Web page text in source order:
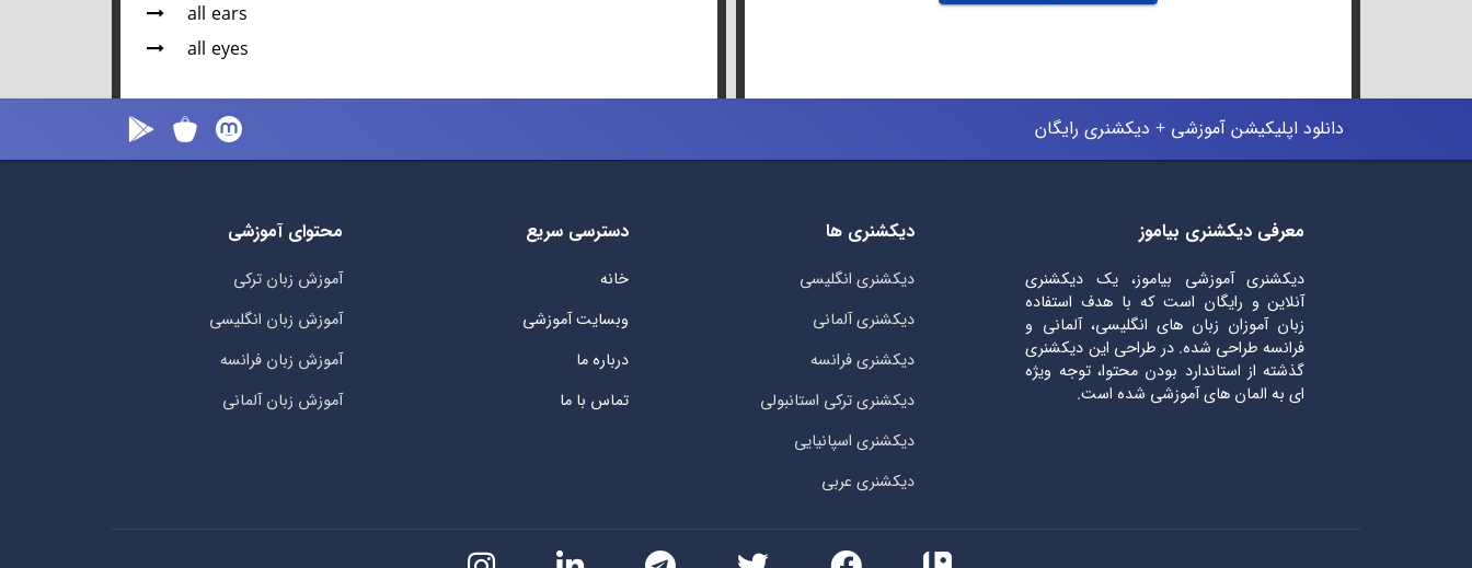
all ears
all eyes
دانلود اپلیکیشن آموزشی + دیکشنری رایگان
معرفی دیکشنری بیاموز
دیکشنری آموزشی بیاموز، یک دیکشنری
آنلاین و رایگان است که با هدف استفاده
زبان آموزان زبان های انگلیسی، آلمانی و
فرانسه طراحی شده. در طراحی این دیکشنری
گذشته از استاندارد بودن محتوا، توجه ویژه
ای به المان های آموزشی شده است.
دیکشنری ها
دیکشنری انگلیسی
دیکشنری آلمانی
دیکشنری فرانسه
دیکشنری ترکی استانبولی
دیکشنری اسپانیایی
دیکشنری عربی
دسترسی سریع
خانه
وبسایت آموزشی
درباره ما
تماس با ما
محتوای آموزشی
آموزش زبان ترکی
آموزش زبان انگلیسی
آموزش زبان فرانسه
آموزش زبان آلمانی